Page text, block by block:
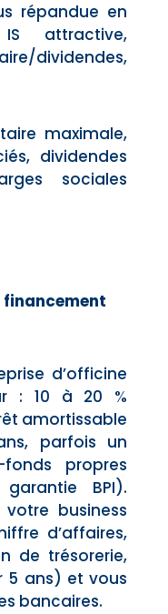
répandue en
attractive,
dividendes,
maximale,
dividendes
sociales
financement
d’officine
: 10 à 20 %
amortissable
parfois un
propres
BPI).
business
d’affaires,
de trésorerie,
5 ans) et vous
bancaires.